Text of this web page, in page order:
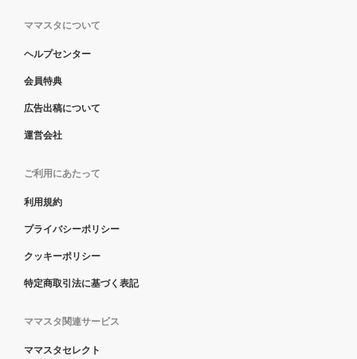
ママスタについて
ヘルプセンター
会員特典
広告出稿について
運営会社
ご利用にあたって
利用規約
プライバシーポリシー
クッキーポリシー
特定商取引法に基づく表記
ママスタ関連サービス
ママスタセレクト